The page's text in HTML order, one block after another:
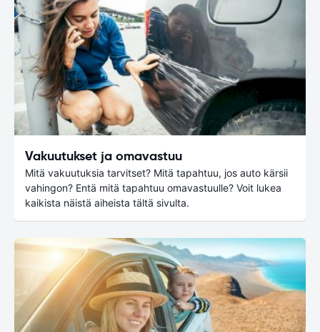
Vakuutukset ja omavastuu
Mitä vakuutuksia tarvitset? Mitä tapahtuu, jos auto kärsii
vahingon? Entä mitä tapahtuu omavastuulle? Voit lukea
kaikista näistä aiheista tältä sivulta.